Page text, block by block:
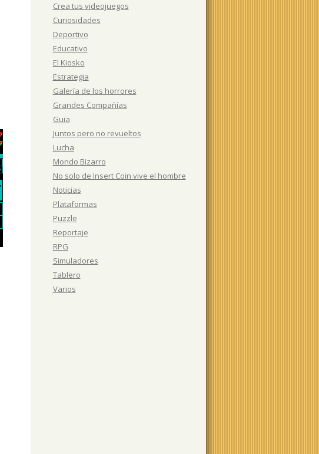
Crea tus videojuegos
Curiosidades
Deportivo
Educativo
El Kiosko
Estrategia
Galería de los horrores
Grandes Compañías
Guia
Juntos pero no revueltos
Lucha
Mondo Bizarro
No solo de Insert Coin vive el hombre
Noticias
Plataformas
Puzzle
Reportaje
RPG
Simuladores
Tablero
Varios